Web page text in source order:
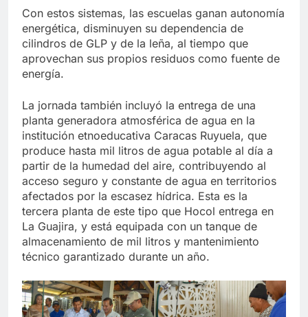
Con estos sistemas, las escuelas ganan autonomía
energética, disminuyen su dependencia de
cilindros de GLP y de la leña, al tiempo que
aprovechan sus propios residuos como fuente de
energía.
La jornada también incluyó la entrega de una
planta generadora atmosférica de agua en la
institución etnoeducativa Caracas Ruyuela, que
produce hasta mil litros de agua potable al día a
partir de la humedad del aire, contribuyendo al
acceso seguro y constante de agua en territorios
afectados por la escasez hídrica. Esta es la
tercera planta de este tipo que Hocol entrega en
La Guajira, y está equipada con un tanque de
almacenamiento de mil litros y mantenimiento
técnico garantizado durante un año.